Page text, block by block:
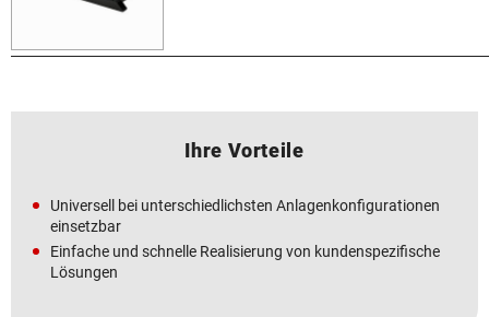
Ihre Vorteile
Universell bei unterschiedlichsten Anlagenkonfigurationen
einsetzbar
Einfache und schnelle Realisierung von kundenspezifische
Lösungen